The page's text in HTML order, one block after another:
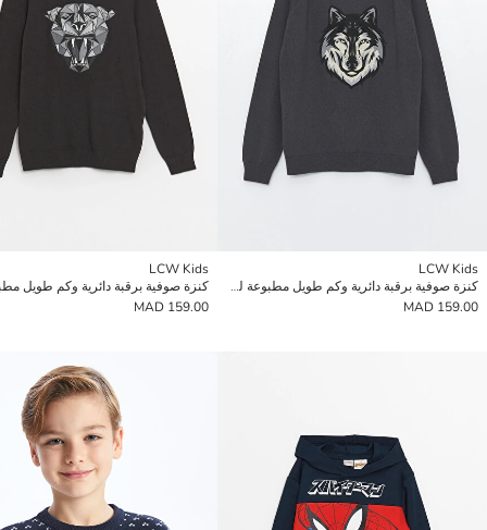
LCW Kids
كنزة صوفية برقبة دائرية وكم طويل مطبوعة للأولاد
159.00 MAD
LCW Kids
159.00 MAD